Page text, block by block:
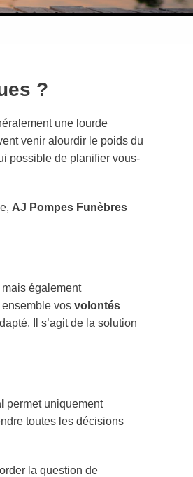
?
une lourde
venir alourdir le poids du
possible de planifier vous-
AJ Pompes Funèbres
mais également
ensemble vosvolontés
Il s’agit de la solution
permet uniquement
toutes les décisions
la question de